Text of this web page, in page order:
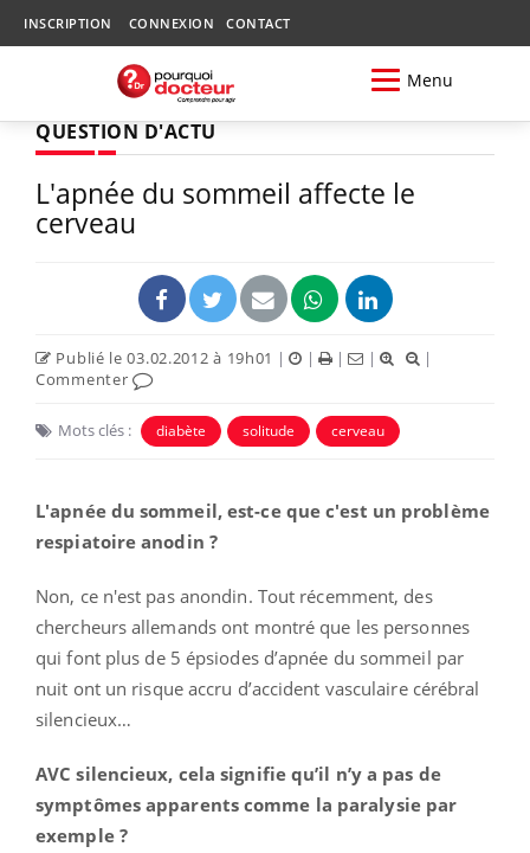
INSCRIPTION CONNEXION CONTACT
Menu
QUESTION D'ACTU
L'apnée du sommeil affecte le
cerveau
Publié le 03.02.2012 à 19h01 | | | |
|
Commenter
Mots clés : diabète solitude cerveau
L'apnée du sommeil, est-ce que c'est un problème
respiatoire anodin ?
Non, ce n'est pas anondin. Tout récemment, des
chercheurs allemands ont montré que les personnes
qui font plus de 5 épsiodes d’apnée du sommeil par
nuit ont un risque accru d’accident vasculaire cérébral
silencieux…
AVC silencieux, cela signifie qu’il n’y a pas de
symptômes apparents comme la paralysie par
exemple ?